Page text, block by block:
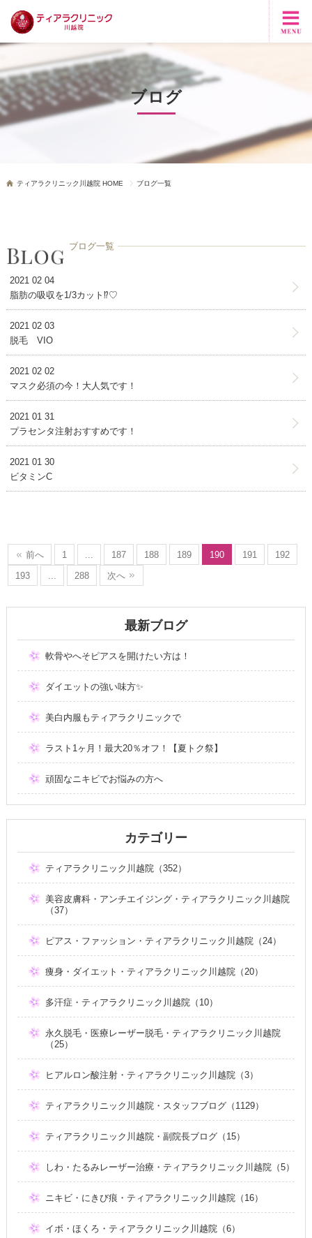
ブログ
ティアラクリニック川越院 HOME ブログ一覧
ブログ一覧
2021 02 04
脂肪の吸収を1/3カット⁉♡
2021 02 03
脱毛 VIO
2021 02 02
マスク必須の今！大人気です！
2021 01 31
プラセンタ注射おすすめです！
2021 01 30
ビタミンC
前へ 1 187 188 189 190 191
192
193
288 次へ
最新ブログ
軟骨やへそピアスを開けたい方は！
ダイエットの強い味方✨
美白内服もティアラクリニックで
ラスト1ヶ月！最大20％オフ！【夏トク祭】
頑固なニキビでお悩みの方へ
カテゴリー
ティアラクリニック川越院（352）
美容皮膚科・アンチエイジング・ティアラクリニック川越院
（37）
ピアス・ファッション・ティアラクリニック川越院（24）
痩身・ダイエット・ティアラクリニック川越院（20）
多汗症・ティアラクリニック川越院（10）
永久脱毛・医療レーザー脱毛・ティアラクリニック川越院
（25）
ヒアルロン酸注射・ティアラクリニック川越院（3）
ティアラクリニック川越院・スタッフブログ（1129）
ティアラクリニック川越院・副院長ブログ（15）
しわ・たるみレーザー治療・ティアラクリニック川越院（5）
ニキビ・にきび痕・ティアラクリニック川越院（16）
イボ・ほくろ・ティアラクリニック川越院（6）